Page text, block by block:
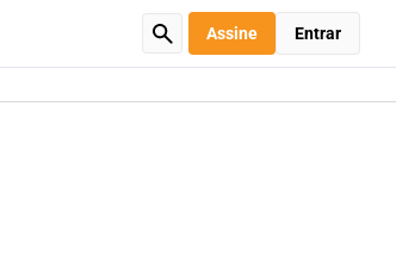
Assine Entrar